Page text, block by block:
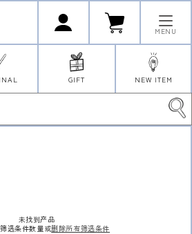
登
录
购
物
车 MENU
GIFT NEW ITEM
未找到产品
选条件数量或删除所有筛选条件